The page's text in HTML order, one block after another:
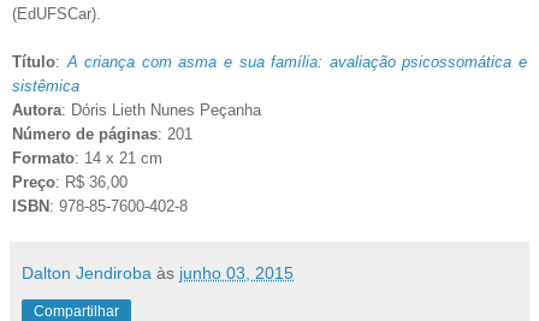
(EdUFSCar).
Título: A criança com asma e sua família: avaliação psicossomática e
sistêmica
Autora: Dóris Lieth Nunes Peçanha
Número de páginas: 201
Formato: 14 x 21 cm
Preço: R$ 36,00
ISBN: 978-85-7600-402-8
Dalton Jendiroba às junho 03, 2015
Compartilhar